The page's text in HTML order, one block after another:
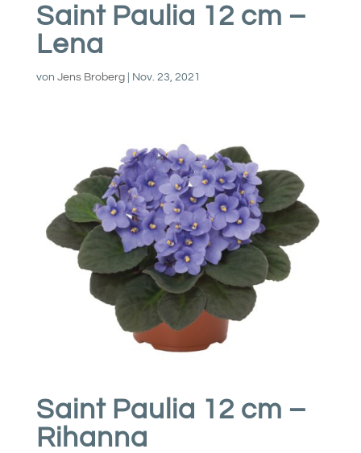
Saint Paulia 12 cm –
Lena
von Jens Broberg| Nov. 23, 2021
Saint Paulia 12 cm –
Rihanna